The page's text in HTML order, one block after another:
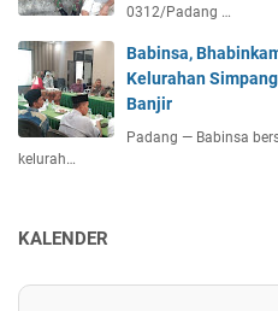
0312/Padang …
Babinsa,
Kelurahan
Banjir
Padang — Babinsa
kelurah…
KALENDER